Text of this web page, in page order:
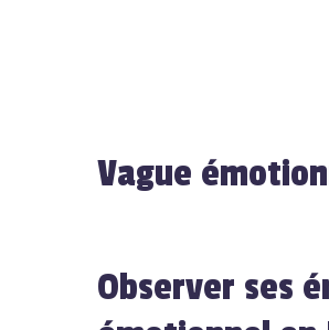
Vague
Observer ses